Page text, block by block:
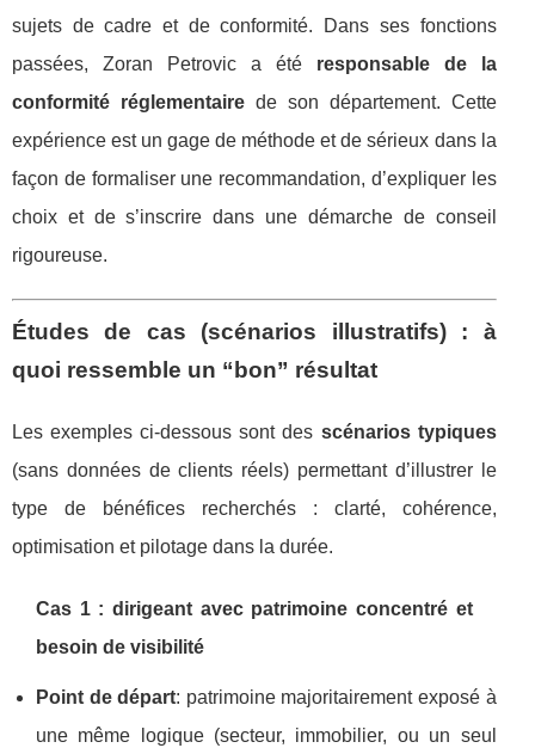
sujets de cadre et de conformité. Dans ses fonctions
passées, Zoran Petrovic a été responsable de la
conformité réglementairede son département. Cette
expérience est un gage de méthode et de sérieux dans la
façon de formaliser une recommandation, d’expliquer les
choix et de s’inscrire dans une démarche de conseil
rigoureuse.
Études de cas (scénarios illustratifs) : à
quoi ressemble un “bon” résultat
Les exemples ci-dessous sont des scénarios typiques
(sans données de clients réels) permettant d’illustrer le
type de bénéfices recherchés : clarté, cohérence,
optimisation et pilotage dans la durée.
Cas 1 : dirigeant avec patrimoine concentré et
besoin de visibilité
Point de départ: patrimoine majoritairement exposé à
une même logique (secteur, immobilier, ou un seul